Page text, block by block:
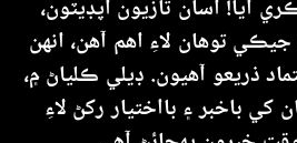
آيا! اسان تازيون اپڊيٽون،
توهان لاءِ اهم آهن، انهن
ذريعو آهيون. ڊيلي ڪلياڻ ۾،
باخبر ۽ بااختيار رکڻ لاءِ